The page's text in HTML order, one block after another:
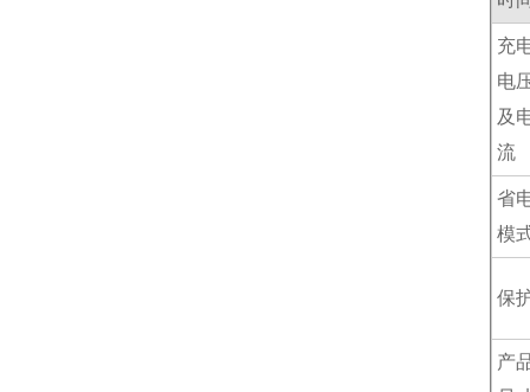
充
电
及
流
省
模
保
产